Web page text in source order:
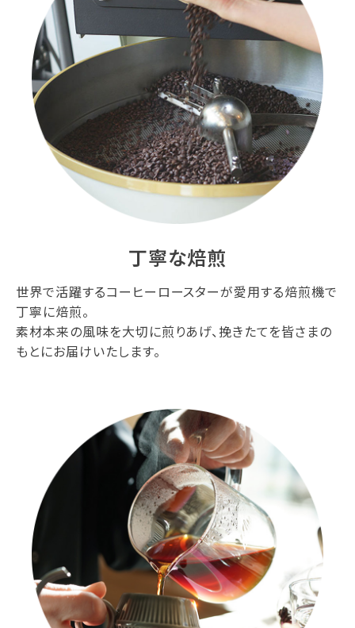
丁寧な焙煎
世界で活躍するコーヒーロースターが愛用する焙煎機で
丁寧に焙煎。
素材本来の風味を大切に煎りあげ、挽きたてを皆さまの
もとにお届けいたします。